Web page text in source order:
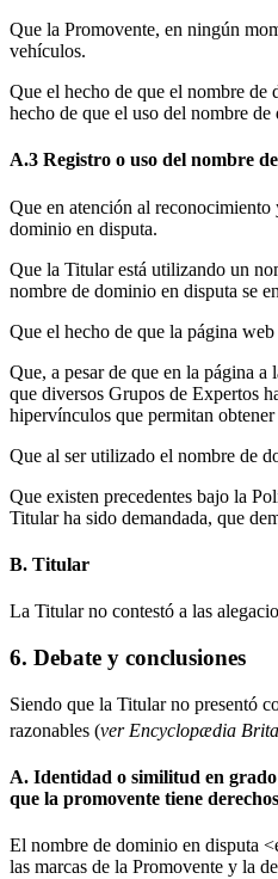
Que la Promovente, en ningún
vehículos.
Que el hecho de que el nombre
hecho de que el uso del nombre
A.3 Registro o uso del nombre
Que en atención al
dominio en disputa.
Que la Titular está utilizando un
nombre de dominio en disputa se
Que el hecho de que la página
Que, a pesar de que en la página
que diversos Grupos de Expertos
hipervínculos que permitan
Que al ser utilizado el nombre de
Que existen precedentes bajo la
Titular ha sido demandada, que
B. Titular
La Titular no contestó a las
6. Debate y conclusiones
Siendo que la Titular no presentó
razonables (ver Encyclopædia
A. Identidad o similitud en grado
que la promovente tiene derechos
El nombre de dominio en disputa
las marcas de la Promovente y la